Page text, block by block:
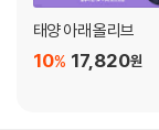
태양 아래 올리브
17,820원
10%